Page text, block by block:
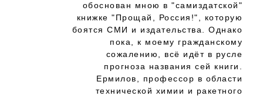
обоснован мною в "самиздатской"
книжке "Прощай, Россия!", которую
боятся СМИ и издательства. Однако
пока, к моему гражданскому
сожалению, всё идёт в русле
прогноза названия сей книги.
Ермилов, профессор в области
технической химии и ракетного